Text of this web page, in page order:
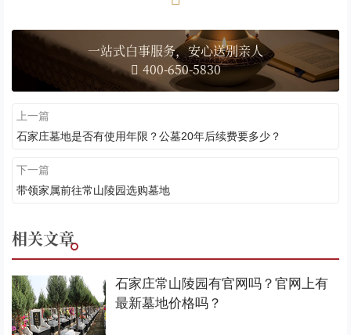
一站式白事服务，安心送别亲人
400-650-5830
上一篇
石家庄墓地是否有使用年限？公墓20年后续费要多少？
下一篇
带领家属前往常山陵园选购墓地
相关文章
石家庄常山陵园有官网吗？官网上有
最新墓地价格吗？